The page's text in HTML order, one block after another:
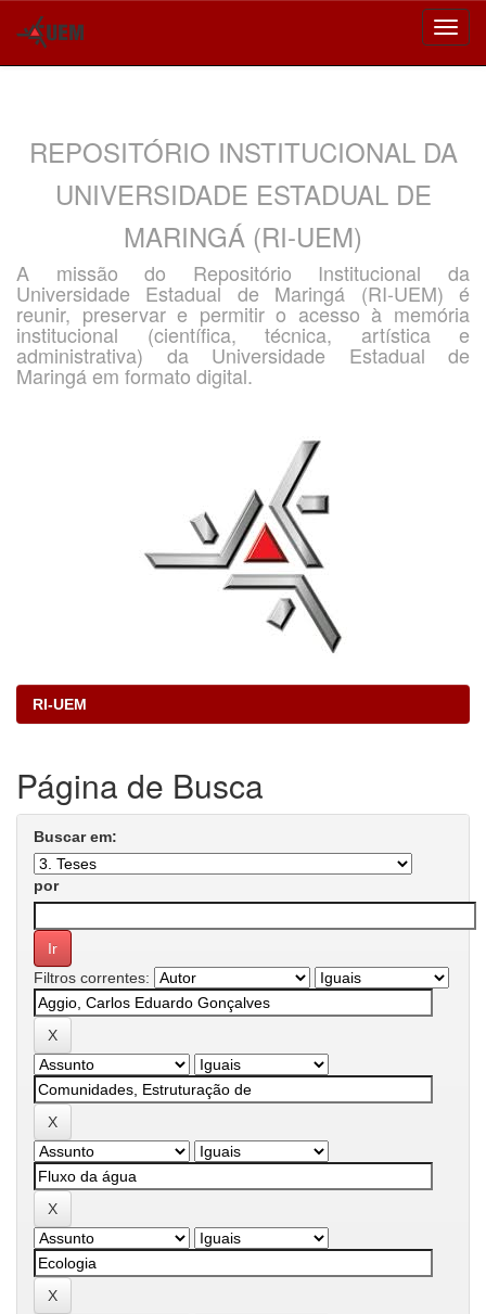
REPOSITÓRIO INSTITUCIONAL DA
UNIVERSIDADE ESTADUAL DE
MARINGÁ (RI-UEM)
A missão do Repositório Institucional da
Universidade Estadual de Maringá (RI-UEM) é
reunir, preservar e permitir o acesso à memória
institucional (científica, técnica, artística e
administrativa) da Universidade Estadual de
Maringá em formato digital.
RI-UEM
Página de Busca
Buscar em:
por
Filtros correntes: